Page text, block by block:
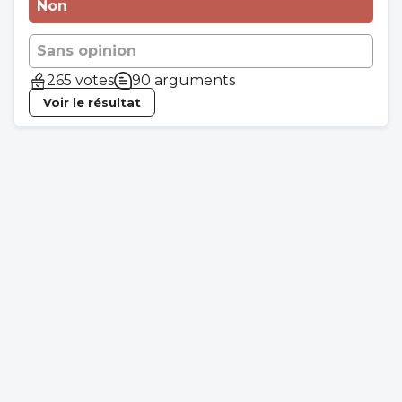
Non
Sans opinion
265 votes
90 arguments
Voir le résultat